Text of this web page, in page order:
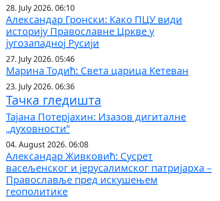
28. July 2026. 06:10
Александар Гронски: Како ПЦУ види
историју Православне Цркве у
југозападној Русији
27. July 2026. 05:46
Марина Тодић: Света царица Кетеван
23. July 2026. 06:36
Тачка гледишта
Тајана Потерјахин: Изазов дигиталне
„духовности”
04. August 2026. 06:08
Александар Живковић: Сусрет
васељенског и јерусалимског патријарха –
Православље пред искушењем
геополитике